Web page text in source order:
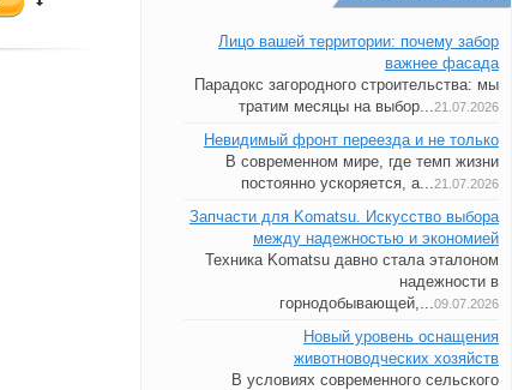
Лицо вашей территории: почему забор
важнее фасада
Парадокс загородного строительства: мы
тратим месяцы на выбор...21.07.2026
Невидимый фронт переезда и не только
В современном мире, где темп жизни
постоянно ускоряется, а...21.07.2026
Запчасти для Komatsu. Искусство выбора
между надежностью и экономией
Техника Komatsu давно стала эталоном
надежности в
горнодобывающей,...09.07.2026
Новый уровень оснащения
животноводческих хозяйств
В условиях современного сельского